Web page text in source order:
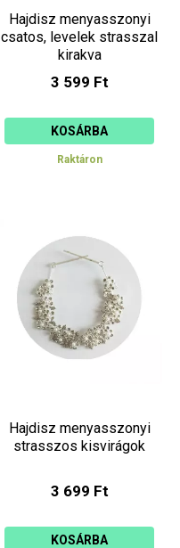
Hajdisz menyasszonyi
csatos, levelek strasszal
kirakva
3 599 Ft
KOSÁRBA
Raktáron
Hajdisz menyasszonyi
strasszos kisvirágok
3 699 Ft
KOSÁRBA